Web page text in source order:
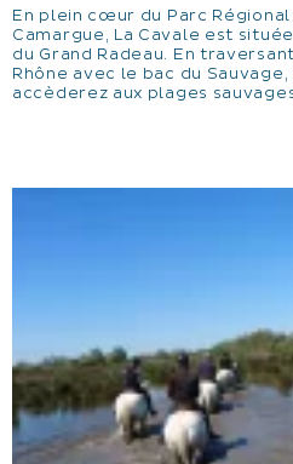
En plein cœur du Parc Régional
Camargue, La Cavale est
du Grand Radeau. En
Rhône avec le bac du Sauvage,
accèderez aux plages